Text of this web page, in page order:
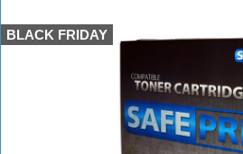
BLACK FRIDAY